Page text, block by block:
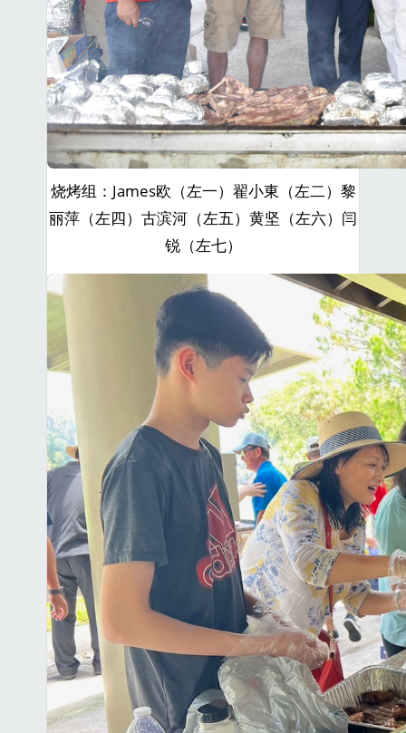
烧烤组：James欧（左一）翟小東（左二）黎
丽萍（左四）古滨河（左五）黄坚（左六）闫
锐（左七）